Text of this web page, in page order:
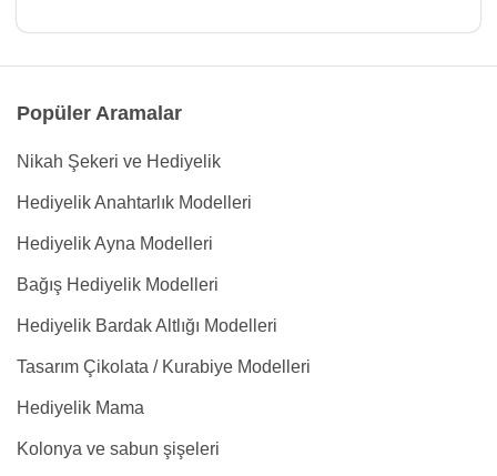
Popüler Aramalar
Nikah Şekeri ve Hediyelik
Hediyelik Anahtarlık Modelleri
Hediyelik Ayna Modelleri
Bağış Hediyelik Modelleri
Hediyelik Bardak Altlığı Modelleri
Tasarım Çikolata / Kurabiye Modelleri
Hediyelik Mama
Kolonya ve sabun şişeleri